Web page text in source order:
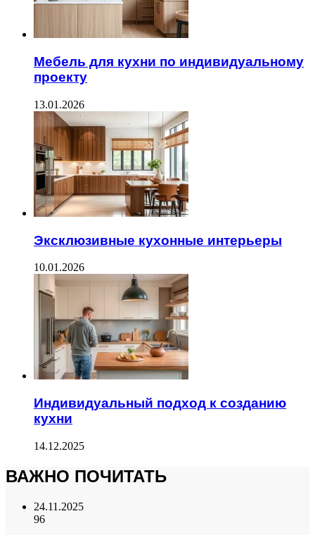
Мебель для кухни по индивидуальному
проекту
13.01.2026
Эксклюзивные кухонные интерьеры
10.01.2026
Индивидуальный подход к созданию
кухни
14.12.2025
ВАЖНО ПОЧИТАТЬ
24.11.2025
96